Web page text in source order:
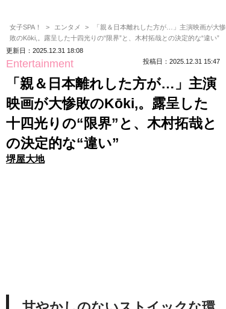
女子SPA！ エンタメ
「親＆日本離れした方が…」主演映画が大惨
敗のKōki,。露呈した十四光りの“限界”と、木村拓哉との決定的な“違い”
更新日：2025.12.31 18:08
Entertainment 投稿日：2025.12.31 15:47
「親＆日本離れした方が…」主演
映画が大惨敗のKōki,。露呈した
十四光りの“限界”と、木村拓哉と
の決定的な“違い”
堺屋大地